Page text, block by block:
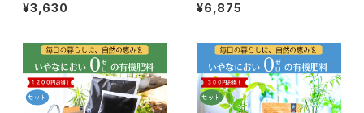
¥3,630 ¥6,875